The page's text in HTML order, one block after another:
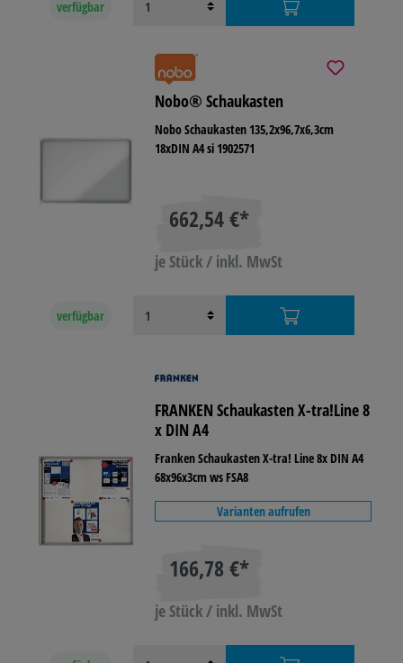
verfügbar
Nobo® Schaukasten
Nobo Schaukasten 135,2x96,7x6,3cm
18xDIN A4 si 1902571
662,54 €*
je Stück / inkl. MwSt
verfügbar
FRANKEN Schaukasten X-tra!Line 8
x DIN A4
Franken Schaukasten X-tra! Line 8x DIN A4
68x96x3cm ws FSA8
Varianten aufrufen
166,78 €*
je Stück / inkl. MwSt